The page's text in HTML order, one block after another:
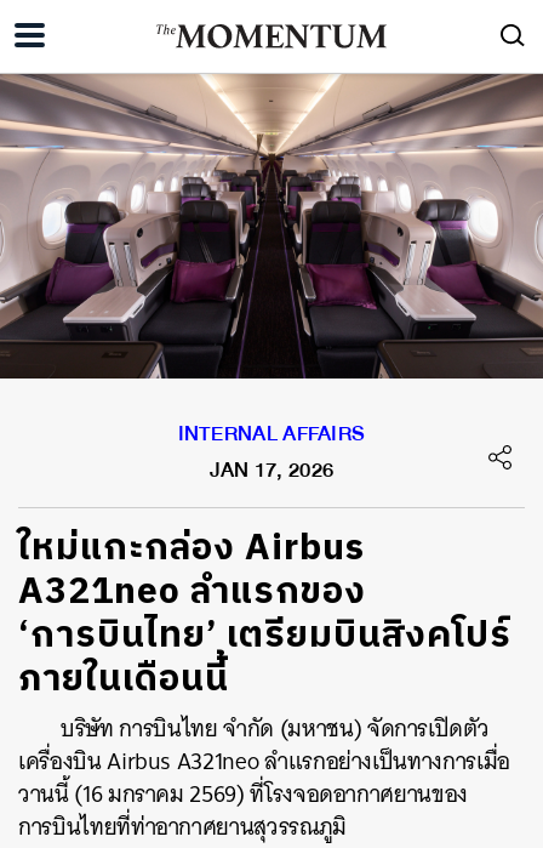
INTERNAL AFFAIRS
JAN 17, 2026
ใหม่แกะกล่อง Airbus
A321neo ลำแรกของ
‘การบินไทย’ เตรียมบินสิงคโปร์
ภายในเดือนนี้
บริษัท การบินไทย จำกัด (มหาชน) จัดการเปิดตัว
เครื่องบิน Airbus A321neo ลำแรกอย่างเป็นทางการเมื่อ
วานนี้ (16 มกราคม 2569) ที่โรงจอดอากาศยานของ
การบินไทยที่ท่าอากาศยานสุวรรณภูมิ